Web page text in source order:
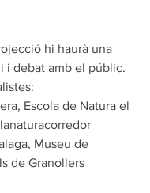
hi haurà una
i debat amb el públic.
Museu de
de Granollers